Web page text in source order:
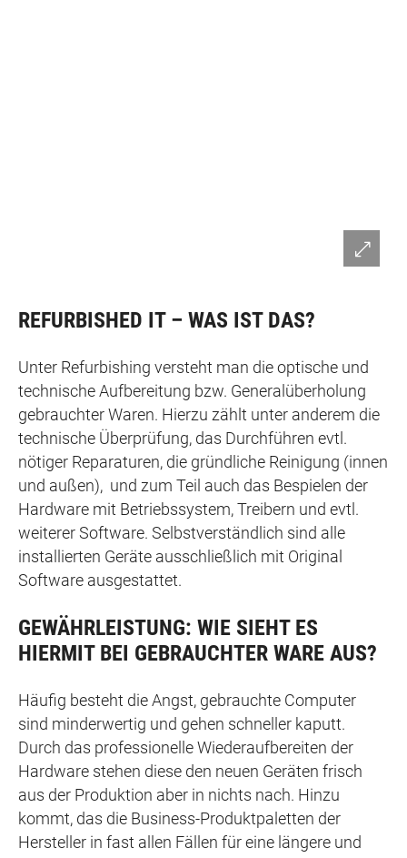
REFURBISHED IT – WAS IST DAS?
Unter Refurbishing versteht man die optische und
technische Aufbereitung bzw. Generalüberholung
gebrauchter Waren. Hierzu zählt unter anderem die
technische Überprüfung, das Durchführen evtl.
nötiger Reparaturen, die gründliche Reinigung (innen
und außen), und zum Teil auch das Bespielen der
Hardware mit Betriebssystem, Treibern und evtl.
weiterer Software. Selbstverständlich sind alle
installierten Geräte ausschließlich mit Original
Software ausgestattet.
GEWÄHRLEISTUNG: WIE SIEHT ES
HIERMIT BEI GEBRAUCHTER WARE AUS?
Häufig besteht die Angst, gebrauchte Computer
sind minderwertig und gehen schneller kaputt.
Durch das professionelle Wiederaufbereiten der
Hardware stehen diese den neuen Geräten frisch
aus der Produktion aber in nichts nach. Hinzu
kommt, das die Business-Produktpaletten der
Hersteller in fast allen Fällen für eine längere und